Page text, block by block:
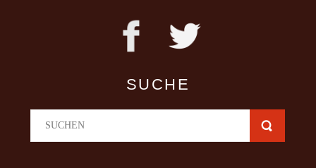
SUCHE